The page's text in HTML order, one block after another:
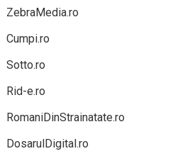
ZebraMedia.ro
Cumpi.ro
Sotto.ro
Rid-e.ro
RomaniDinStrainatate.ro
DosarulDigital.ro